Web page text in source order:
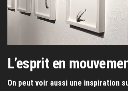
L’esprit en
On peut voir aussi une inspiration